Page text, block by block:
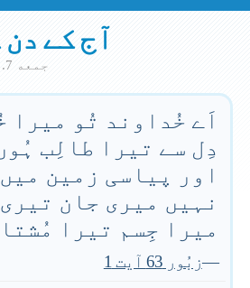
آج کے
جمعه 7. اكتوبر 2022
اَے خُداوند تُو میرا
دِل سے تیرا طالِب
اور پیاسی زمین
نہیں میری جان
میرا جِسم تیرا
—زبُور 63 آیت 1